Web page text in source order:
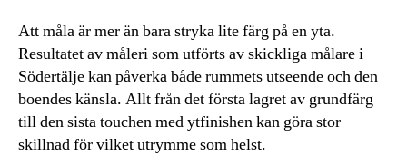
Att måla är mer än bara stryka lite färg på en yta.
Resultatet av måleri som utförts av skickliga målare i
Södertälje kan påverka både rummets utseende och den
boendes känsla. Allt från det första lagret av grundfärg
till den sista touchen med ytfinishen kan göra stor
skillnad för vilket utrymme som helst.